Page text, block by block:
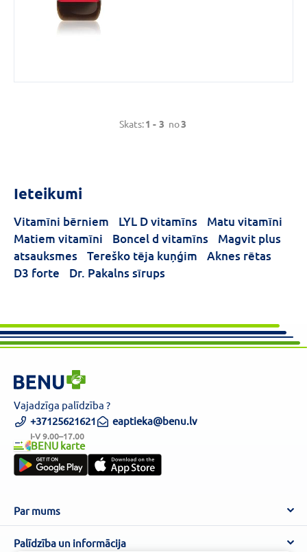
Skats:1 - 3 no3
Ieteikumi
Vitamīni bērniem LYL D vitamīns
Matu vitamīni
Matiem vitamīni
Boncel d vitamīns
Magvit plus
atsauksmes
Tereško tēja kuņģim
Aknes rētas
D3 forte
Dr. Pakalns sīrups
Vajadzīga palīdzība ?
+37125621621
I-V 9.00–17.00
eaptieka@benu.lv
BENU karte
Par mums
Par BENU
Palīdzība un informācija